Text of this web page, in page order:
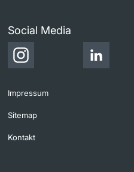
Social Media
Impressum
Sitemap
Kontakt